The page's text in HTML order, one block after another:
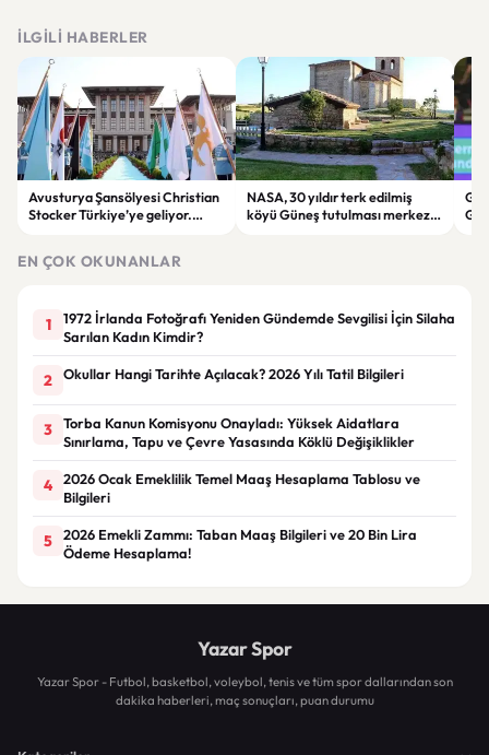
İLGILI HABERLER
Avusturya Şansölyesi Christian
Stocker Türkiye’ye geliyor.
NASA, 30 yıldır terk edilmiş
köyü Güneş tutulması merkezi
EN ÇOK OKUNANLAR
1
1972 İrlanda Fotoğrafı Yeniden Gündemde Sevgilisi İçin Silaha
Sarılan Kadın Kimdir?
2 Okullar Hangi Tarihte Açılacak? 2026 Yılı Tatil Bilgileri
3
Torba Kanun Komisyonu Onayladı: Yüksek Aidatlara
Sınırlama, Tapu ve Çevre Yasasında Köklü Değişiklikler
4
2026 Ocak Emeklilik Temel Maaş Hesaplama Tablosu ve
Bilgileri
5
2026 Emekli Zammı: Taban Maaş Bilgileri ve 20 Bin Lira
Ödeme Hesaplama!
Yazar Spor
Yazar Spor - Futbol, basketbol, voleybol, tenis ve tüm spor dallarından son
dakika haberleri, maç sonuçları, puan durumu